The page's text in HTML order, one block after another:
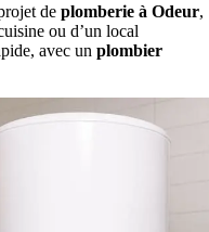
de plomberie à Odeur,
ou d’un local
avec un plombier